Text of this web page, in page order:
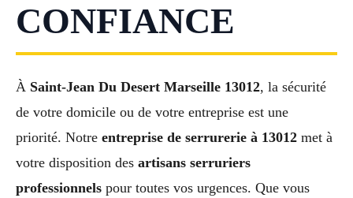
CONFIANCE
À Saint-Jean Du Desert Marseille 13012, la sécurité
de votre domicile ou de votre entreprise est une
priorité. Notre entreprise de serrurerie à 13012 met à
votre disposition des artisans serruriers
professionnels pour toutes vos urgences. Que vous